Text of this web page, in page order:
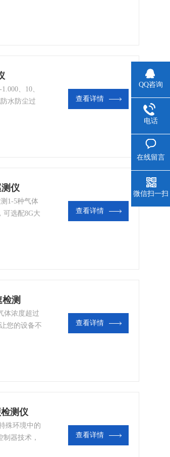
、10、
水防尘过
查看详情
仪
1-5种气体
可选配8G大
查看详情
测
体浓度超过
您的设备不
、开
查看详情
测仪
殊环境中的
器技术，
查看详情
QQ咨询
电话
在线留言
微信扫一扫